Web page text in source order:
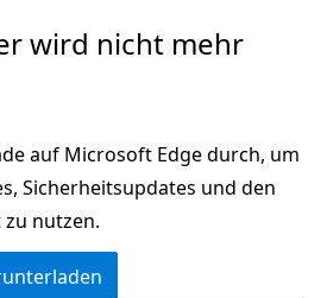
wird nicht mehr
auf Microsoft Edge durch, um
Sicherheitsupdates und den
nutzen.